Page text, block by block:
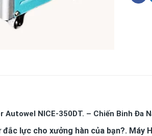
Autowel NICE-350DT. – Chiến Binh Đa
lực cho xưởng hàn của bạn?. Máy